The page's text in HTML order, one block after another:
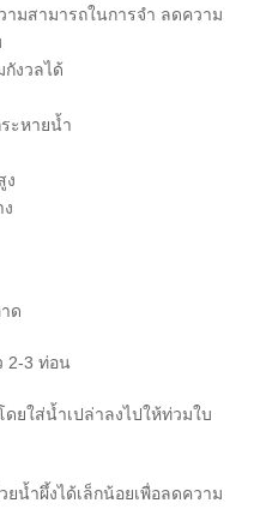
ามสามารถในการจำ ลดความ
งวลได้
ะหายน้ำ
ง
ด
2-3 ท่อน
ยใส่น้ำเปล่าลงไปให้ท่วมใบ
น้ำผึ้งได้เล็กน้อยเพื่อลดความ